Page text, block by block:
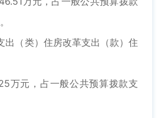
（类）住房改革支出（款）住
元，占一般公共预算拨款支